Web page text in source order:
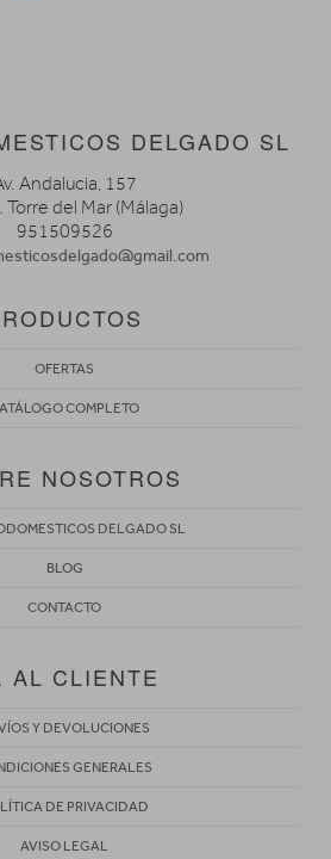
DELGADO SL
Andalucia, 157
Torre del Mar (Málaga)
951509526
OFERTAS
COMPLETO
NOSOTROS
DELGADO SL
BLOG
CONTACTO
AL CLIENTE
Y DEVOLUCIONES
GENERALES
DE PRIVACIDAD
AVISO LEGAL